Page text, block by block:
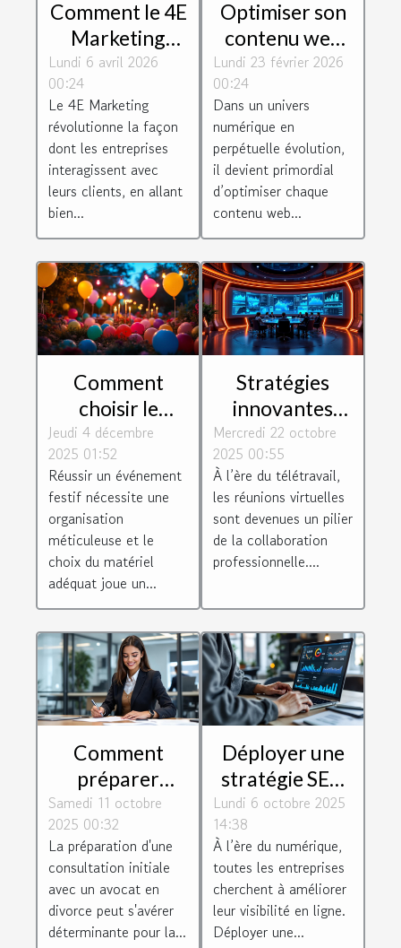
Comment le 4E
Marketing
améliore-t-il
l'interaction
client ?
Lundi 6 avril 2026
00:24
Le 4E Marketing
révolutionne la façon
dont les entreprises
interagissent avec
leurs clients, en allant
bien...
Optimiser son
contenu web
pour un
meilleur
classement
SEO
Lundi 23 février 2026
00:24
Dans un univers
numérique en
perpétuelle évolution,
il devient primordial
d’optimiser chaque
contenu web...
Comment
choisir le
matériel
parfait pour
vos
événements
festifs ?
Jeudi 4 décembre
2025 01:52
Réussir un événement
festif nécessite une
organisation
méticuleuse et le
choix du matériel
adéquat joue un...
Stratégies
innovantes
pour booster
l'efficacité des
réunions
virtuelles
Mercredi 22 octobre
2025 00:55
À l’ère du télétravail,
les réunions virtuelles
sont devenues un pilier
de la collaboration
professionnelle....
Comment
préparer
efficacement
votre
consultation
initiale avec un
avocat en
divorce ?
Samedi 11 octobre
2025 00:32
La préparation d'une
consultation initiale
avec un avocat en
divorce peut s'avérer
déterminante pour la...
Déployer une
stratégie SEO
efficace : Quels
bénéfices pour
les
professionnels
?
Lundi 6 octobre 2025
14:38
À l’ère du numérique,
toutes les entreprises
cherchent à améliorer
leur visibilité en ligne.
Déployer une...